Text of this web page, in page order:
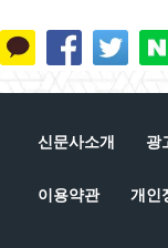
신문사소개 광
이용약관 개인